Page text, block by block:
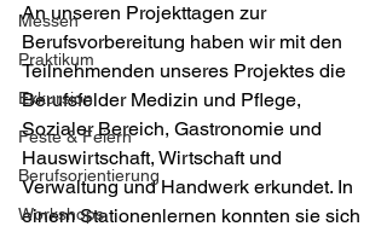
Messen
Praktikum
Exkursion
Feste & Feiern
Berufsorientierung
Workshops
An unseren Projekttagen zur
Berufsvorbereitung haben wir mit den
Teilnehmenden unseres Projektes die
Berufsfelder Medizin und Pflege,
Sozialer Bereich, Gastronomie und
Hauswirtschaft, Wirtschaft und
Verwaltung und Handwerk erkundet. In
einem Stationenlernen konnten sie sich